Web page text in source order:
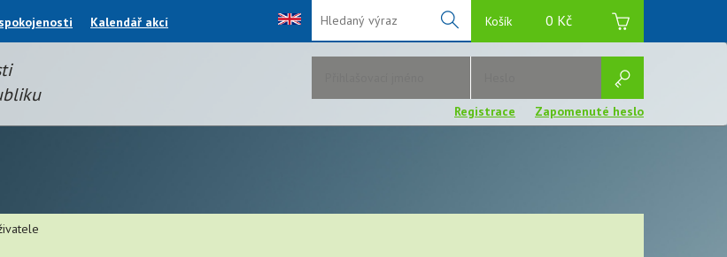
Kalendář akcí
This is hint text for the Foo
field.
Košík 0 Kč
Registrace Zapomenuté heslo